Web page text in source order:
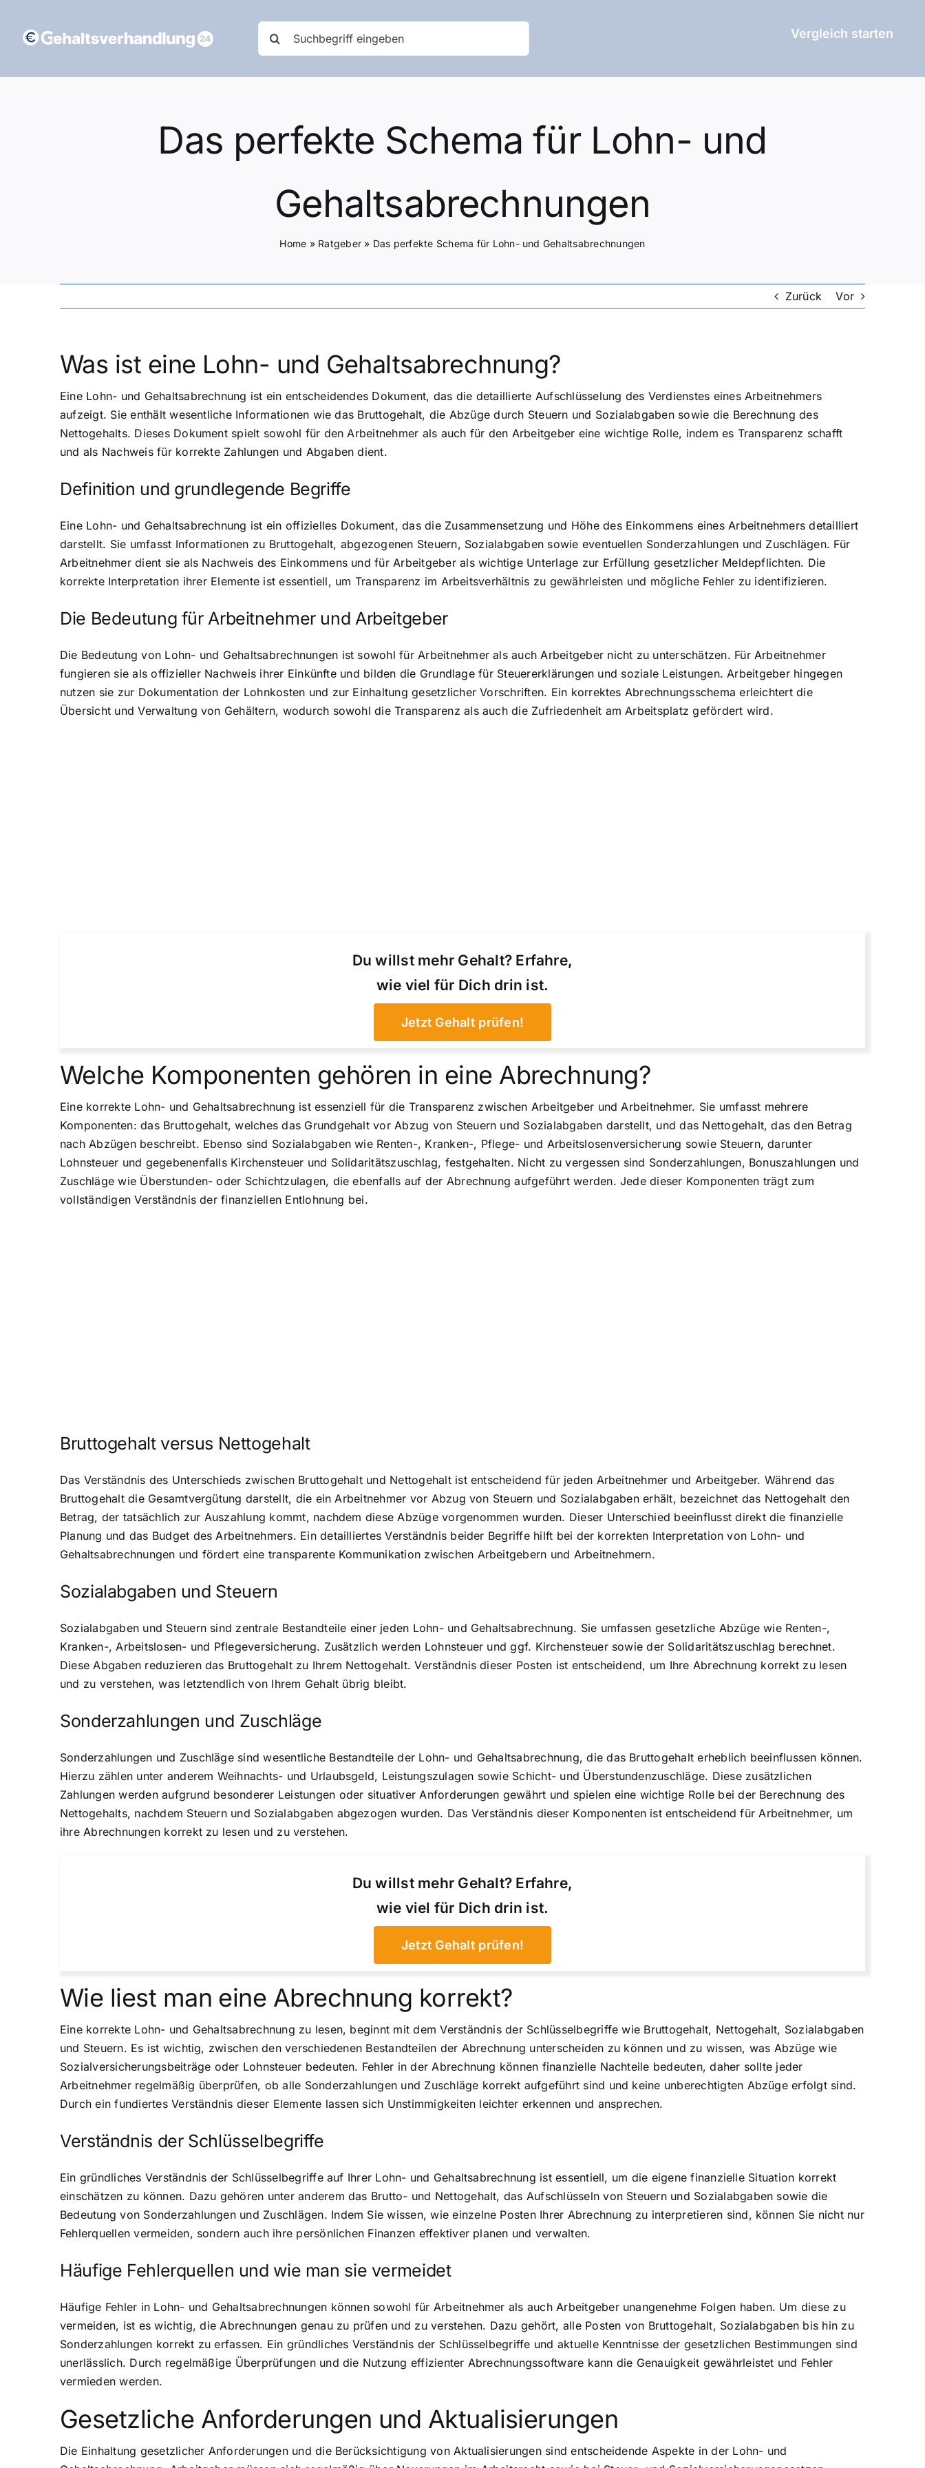
Inhalt
springen
nach:
Vergleich starten
Das perfekte Schema für Lohn- und
Gehaltsabrechnungen
Home » Ratgeber » Das perfekte Schema für Lohn- und Gehaltsabrechnungen
Zurück Vor
Was ist eine Lohn- und Gehaltsabrechnung?
Eine Lohn- und Gehaltsabrechnung ist ein entscheidendes Dokument, das die detaillierte Aufschlüsselung des Verdienstes eines Arbeitnehmers
aufzeigt. Sie enthält wesentliche Informationen wie das Bruttogehalt, die Abzüge durch Steuern und Sozialabgaben sowie die Berechnung des
Nettogehalts. Dieses Dokument spielt sowohl für den Arbeitnehmer als auch für den Arbeitgeber eine wichtige Rolle, indem es Transparenz schafft
und als Nachweis für korrekte Zahlungen und Abgaben dient.
Definition und grundlegende Begriffe
Eine Lohn- und Gehaltsabrechnung ist ein offizielles Dokument, das die Zusammensetzung und Höhe des Einkommens eines Arbeitnehmers detailliert
darstellt. Sie umfasst Informationen zu Bruttogehalt, abgezogenen Steuern, Sozialabgaben sowie eventuellen Sonderzahlungen und Zuschlägen. Für
Arbeitnehmer dient sie als Nachweis des Einkommens und für Arbeitgeber als wichtige Unterlage zur Erfüllung gesetzlicher Meldepflichten. Die
korrekte Interpretation ihrer Elemente ist essentiell, um Transparenz im Arbeitsverhältnis zu gewährleisten und mögliche Fehler zu identifizieren.
Die Bedeutung für Arbeitnehmer und Arbeitgeber
Die Bedeutung von Lohn- und Gehaltsabrechnungen ist sowohl für Arbeitnehmer als auch Arbeitgeber nicht zu unterschätzen. Für Arbeitnehmer
fungieren sie als offizieller Nachweis ihrer Einkünfte und bilden die Grundlage für Steuererklärungen und soziale Leistungen. Arbeitgeber hingegen
nutzen sie zur Dokumentation der Lohnkosten und zur Einhaltung gesetzlicher Vorschriften. Ein korrektes Abrechnungsschema erleichtert die
Übersicht und Verwaltung von Gehältern, wodurch sowohl die Transparenz als auch die Zufriedenheit am Arbeitsplatz gefördert wird.
Du willst mehr Gehalt? Erfahre,
wie viel für Dich drin ist.
Jetzt Gehalt prüfen!
Welche Komponenten gehören in eine Abrechnung?
Eine korrekte Lohn- und Gehaltsabrechnung ist essenziell für die Transparenz zwischen Arbeitgeber und Arbeitnehmer. Sie umfasst mehrere
Komponenten: das Bruttogehalt, welches das Grundgehalt vor Abzug von Steuern und Sozialabgaben darstellt, und das Nettogehalt, das den Betrag
nach Abzügen beschreibt. Ebenso sind Sozialabgaben wie Renten-, Kranken-, Pflege- und Arbeitslosenversicherung sowie Steuern, darunter
Lohnsteuer und gegebenenfalls Kirchensteuer und Solidaritätszuschlag, festgehalten. Nicht zu vergessen sind Sonderzahlungen, Bonuszahlungen und
Zuschläge wie Überstunden- oder Schichtzulagen, die ebenfalls auf der Abrechnung aufgeführt werden. Jede dieser Komponenten trägt zum
vollständigen Verständnis der finanziellen Entlohnung bei.
Bruttogehalt versus Nettogehalt
Das Verständnis des Unterschieds zwischen Bruttogehalt und Nettogehalt ist entscheidend für jeden Arbeitnehmer und Arbeitgeber. Während das
Bruttogehalt die Gesamtvergütung darstellt, die ein Arbeitnehmer vor Abzug von Steuern und Sozialabgaben erhält, bezeichnet das Nettogehalt den
Betrag, der tatsächlich zur Auszahlung kommt, nachdem diese Abzüge vorgenommen wurden. Dieser Unterschied beeinflusst direkt die finanzielle
Planung und das Budget des Arbeitnehmers. Ein detailliertes Verständnis beider Begriffe hilft bei der korrekten Interpretation von Lohn- und
Gehaltsabrechnungen und fördert eine transparente Kommunikation zwischen Arbeitgebern und Arbeitnehmern.
Sozialabgaben und Steuern
Sozialabgaben und Steuern sind zentrale Bestandteile einer jeden Lohn- und Gehaltsabrechnung. Sie umfassen gesetzliche Abzüge wie Renten-,
Kranken-, Arbeitslosen- und Pflegeversicherung. Zusätzlich werden Lohnsteuer und ggf. Kirchensteuer sowie der Solidaritätszuschlag berechnet.
Diese Abgaben reduzieren das Bruttogehalt zu Ihrem Nettogehalt. Verständnis dieser Posten ist entscheidend, um Ihre Abrechnung korrekt zu lesen
und zu verstehen, was letztendlich von Ihrem Gehalt übrig bleibt.
Sonderzahlungen und Zuschläge
Sonderzahlungen und Zuschläge sind wesentliche Bestandteile der Lohn- und Gehaltsabrechnung, die das Bruttogehalt erheblich beeinflussen können.
Hierzu zählen unter anderem Weihnachts- und Urlaubsgeld, Leistungszulagen sowie Schicht- und Überstundenzuschläge. Diese zusätzlichen
Zahlungen werden aufgrund besonderer Leistungen oder situativer Anforderungen gewährt und spielen eine wichtige Rolle bei der Berechnung des
Nettogehalts, nachdem Steuern und Sozialabgaben abgezogen wurden. Das Verständnis dieser Komponenten ist entscheidend für Arbeitnehmer, um
ihre Abrechnungen korrekt zu lesen und zu verstehen.
Du willst mehr Gehalt? Erfahre,
wie viel für Dich drin ist.
Jetzt Gehalt prüfen!
Wie liest man eine Abrechnung korrekt?
Eine korrekte Lohn- und Gehaltsabrechnung zu lesen, beginnt mit dem Verständnis der Schlüsselbegriffe wie Bruttogehalt, Nettogehalt, Sozialabgaben
und Steuern. Es ist wichtig, zwischen den verschiedenen Bestandteilen der Abrechnung unterscheiden zu können und zu wissen, was Abzüge wie
Sozialversicherungsbeiträge oder Lohnsteuer bedeuten. Fehler in der Abrechnung können finanzielle Nachteile bedeuten, daher sollte jeder
Arbeitnehmer regelmäßig überprüfen, ob alle Sonderzahlungen und Zuschläge korrekt aufgeführt sind und keine unberechtigten Abzüge erfolgt sind.
Durch ein fundiertes Verständnis dieser Elemente lassen sich Unstimmigkeiten leichter erkennen und ansprechen.
Verständnis der Schlüsselbegriffe
Ein gründliches Verständnis der Schlüsselbegriffe auf Ihrer Lohn- und Gehaltsabrechnung ist essentiell, um die eigene finanzielle Situation korrekt
einschätzen zu können. Dazu gehören unter anderem das Brutto- und Nettogehalt, das Aufschlüsseln von Steuern und Sozialabgaben sowie die
Bedeutung von Sonderzahlungen und Zuschlägen. Indem Sie wissen, wie einzelne Posten Ihrer Abrechnung zu interpretieren sind, können Sie nicht nur
Fehlerquellen vermeiden, sondern auch ihre persönlichen Finanzen effektiver planen und verwalten.
Häufige Fehlerquellen und wie man sie vermeidet
Häufige Fehler in Lohn- und Gehaltsabrechnungen können sowohl für Arbeitnehmer als auch Arbeitgeber unangenehme Folgen haben. Um diese zu
vermeiden, ist es wichtig, die Abrechnungen genau zu prüfen und zu verstehen. Dazu gehört, alle Posten von Bruttogehalt, Sozialabgaben bis hin zu
Sonderzahlungen korrekt zu erfassen. Ein gründliches Verständnis der Schlüsselbegriffe und aktuelle Kenntnisse der gesetzlichen Bestimmungen sind
unerlässlich. Durch regelmäßige Überprüfungen und die Nutzung effizienter Abrechnungssoftware kann die Genauigkeit gewährleistet und Fehler
vermieden werden.
Gesetzliche Anforderungen und Aktualisierungen
Die Einhaltung gesetzlicher Anforderungen und die Berücksichtigung von Aktualisierungen sind entscheidende Aspekte in der Lohn- und